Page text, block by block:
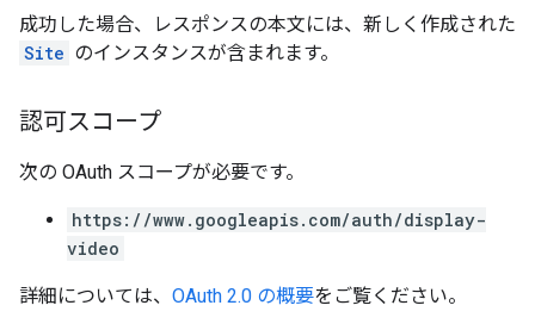
成功した場合、レスポンスの本文には、新しく作成された
Site のインスタンスが含まれます。
認可スコープ
次の OAuth スコープが必要です。
https://www.googleapis.com/auth/display-
video
詳細については、 OAuth 2.0 の概要をご覧ください。